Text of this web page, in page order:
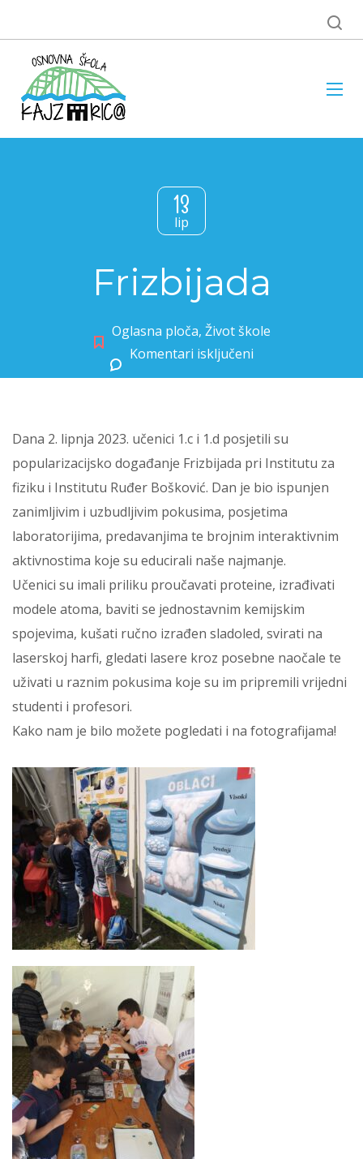
13
lip
Frizbijada
Oglasna ploča, Život škole
Komentari isključeni
Dana 2. lipnja 2023. učenici 1.c i 1.d posjetili su
popularizacijsko događanje Frizbijada pri Institutu za
fiziku i Institutu Ruđer Bošković. Dan je bio ispunjen
zanimljivim i uzbudljivim pokusima, posjetima
laboratorijima, predavanjima te brojnim interaktivnim
aktivnostima koje su educirali naše najmanje.
Učenici su imali priliku proučavati proteine, izrađivati
modele atoma, baviti se jednostavnim kemijskim
spojevima, kušati ručno izrađen sladoled, svirati na
laserskoj harfi, gledati lasere kroz posebne naočale te
uživati u raznim pokusima koje su im pripremili vrijedni
studenti i profesori.
Kako nam je bilo možete pogledati i na fotografijama!